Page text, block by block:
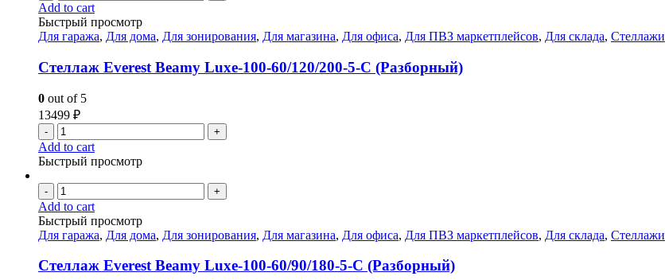
Add to cart
Быстрый просмотр
Для гаража, Для дома, Для зонирования, Для магазина, Для офиса, Для ПВЗ маркетплейсов, Для склада, Стеллажи
Стеллаж Everest Beamy Luxe-100-60/120/200-5-C (Разборный)
0 out of 5
13499 ₽
- +
Add to cart
Быстрый просмотр
- +
Add to cart
Быстрый просмотр
Для гаража, Для дома, Для зонирования, Для магазина, Для офиса, Для ПВЗ маркетплейсов, Для склада, Стеллажи
Стеллаж Everest Beamy Luxe-100-60/90/180-5-C (Разборный)